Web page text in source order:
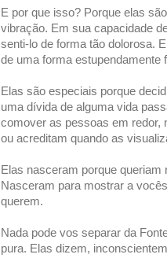
E por que isso? Porque elas
vibração. Em sua capacidade
senti-lo de forma tão dolorosa.
de uma forma estupendamente
Elas são especiais porque
uma dívida de alguma vida
comover as pessoas em redor,
ou acreditam quando as
Elas nasceram porque
Nasceram para mostrar a
querem.
Nada pode vos separar da
pura. Elas dizem,